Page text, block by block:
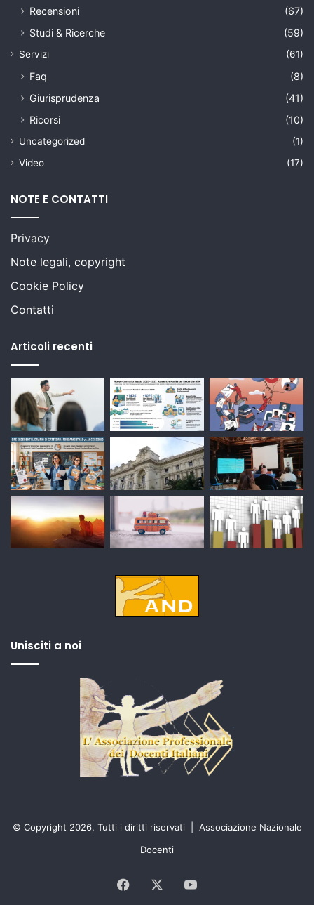
Recensioni
(67)
Studi & Ricerche
(59)
Servizi (61)
Faq
(8)
Giurisprudenza
(41)
Ricorsi
(10)
Uncategorized
(1)
Video
(17)
NOTE E CONTATTI
Privacy
Note legali, copyright
Cookie Policy
Contatti
Articoli recenti
Unisciti a noi
© Copyright 2026, Tutti i diritti riservati | Associazione Nazionale
Docenti
Facebook